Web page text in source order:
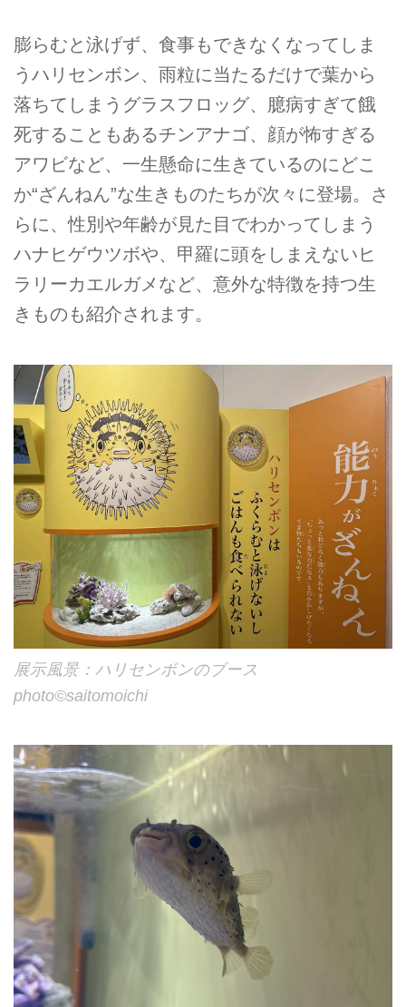
膨らむと泳げず、食事もできなくなってしま
うハリセンボン、雨粒に当たるだけで葉から
落ちてしまうグラスフロッグ、臆病すぎて餓
死することもあるチンアナゴ、顔が怖すぎる
アワビなど、一生懸命に生きているのにどこ
か“ざんねん”な生きものたちが次々に登場。さ
らに、性別や年齢が見た目でわかってしまう
ハナヒゲウツボや、甲羅に頭をしまえないヒ
ラリーカエルガメなど、意外な特徴を持つ生
きものも紹介されます。
展示風景：ハリセンボンのブース
photo©︎saitomoichi